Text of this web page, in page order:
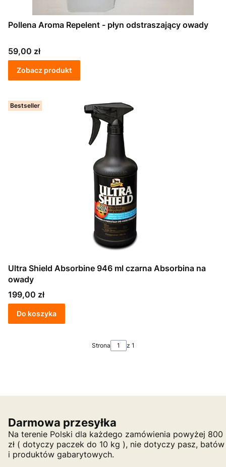
Pollena Aroma Repelent - płyn odstraszający owady
Cena
59,00 zł
Zobacz produkt
Bestseller
Ultra Shield Absorbine 946 ml czarna Absorbina na
owady
Cena
199,00 zł
Do koszyka
Strona z 1
Darmowa przesyłka
Na terenie Polski dla każdego zamówienia powyżej 800
zł ( dotyczy paczek do 10 kg ), nie dotyczy pasz, batów
i produktów gabarytowych.